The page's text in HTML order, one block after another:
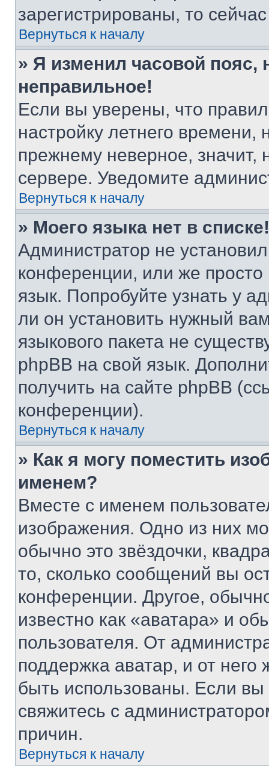
зарегистрированы, то
Вернуться к началу
» Я изменил часовой пояс,
неправильное!
Если вы уверены, что
настройку летнего
прежнему неверное, значит,
сервере. Уведомите
Вернуться к началу
» Моего языка нет в списке!
Администратор не
конференции, или же
язык. Попробуйте узнать у
ли он установить нужный
языкового пакета не
phpBB на свой язык.
получить на сайте phpBB
конференции).
Вернуться к началу
» Как я могу поместить
именем?
Вместе с именем
изображения. Одно из них
обычно это звёздочки,
то, сколько сообщений вы
конференции. Другое,
известно как «аватара» и
пользователя. От
поддержка аватар, и от него
быть использованы. Если
свяжитесь с
причин.
Вернуться к началу